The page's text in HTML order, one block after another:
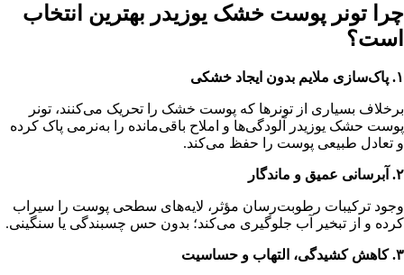
چرا تونر پوست خشک یوزیدر بهترین انتخاب
است؟
۱. پاک‌سازی ملایم بدون ایجاد خشکی
برخلاف بسیاری از تونرها که پوست خشک را تحریک می‌کنند، تونر
پوست حشک یوزیدر آلودگی‌ها و املاح باقی‌مانده را به‌نرمی پاک کرده
و تعادل طبیعی پوست را حفظ می‌کند.
۲. آبرسانی عمیق و ماندگار
وجود ترکیبات رطوبت‌رسان مؤثر، لایه‌های سطحی پوست را سیراب
کرده و از تبخیر آب جلوگیری می‌کند؛ بدون حس چسبندگی یا سنگینی.
۳. کاهش کشیدگی، التهاب و حساسیت